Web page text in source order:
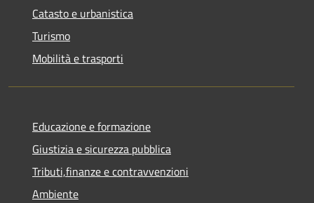
Catasto e urbanistica
Turismo
Mobilità e trasporti
Educazione e formazione
Giustizia e sicurezza pubblica
Tributi,finanze e contravvenzioni
Ambiente